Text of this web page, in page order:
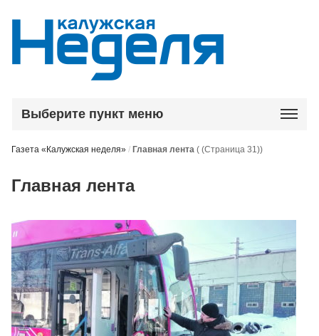
Выберите пункт меню
Газета «Калужская неделя» / Главная лента ( (Страница 31))
Главная лента